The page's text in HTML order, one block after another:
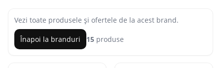
Vezi toate produsele și ofertele de la acest brand.
Înapoi la branduri 15 produse